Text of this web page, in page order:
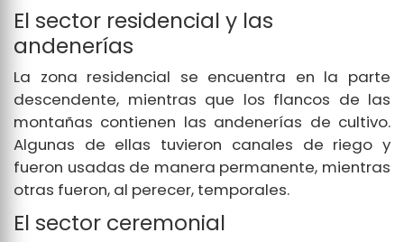
El sector residencial y las
andenerías
La zona residencial se encuentra en la parte
descendente, mientras que los flancos de las
montañas contienen las andenerías de cultivo.
Algunas de ellas tuvieron canales de riego y
fueron usadas de manera permanente, mientras
otras fueron, al perecer, temporales.
El sector ceremonial